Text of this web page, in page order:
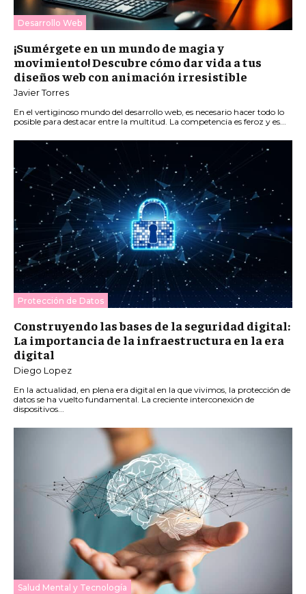
Desarrollo Web
¡Sumérgete en un mundo de magia y
movimiento! Descubre cómo dar vida a tus
diseños web con animación irresistible
Javier Torres
En el vertiginoso mundo del desarrollo web, es necesario hacer todo lo
posible para destacar entre la multitud. La competencia es feroz y es...
Protección de Datos
Construyendo las bases de la seguridad digital:
La importancia de la infraestructura en la era
digital
Diego Lopez
En la actualidad, en plena era digital en la que vivimos, la protección de
datos se ha vuelto fundamental. La creciente interconexión de
dispositivos...
Salud Mental y Tecnología